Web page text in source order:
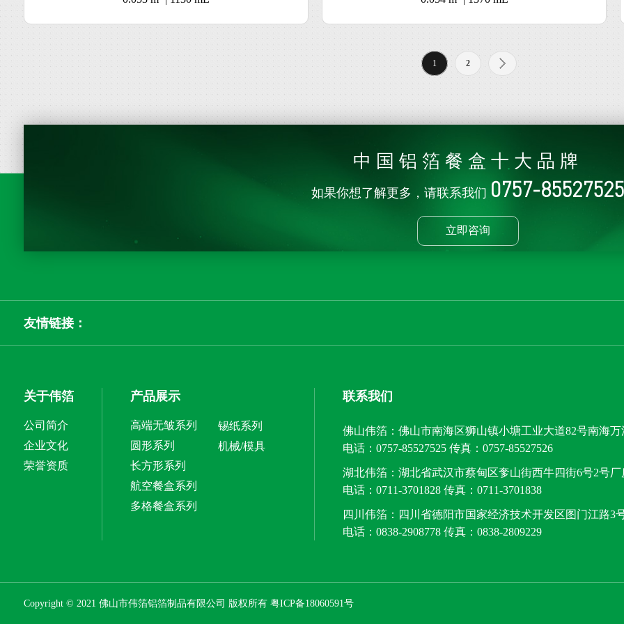
1 2
中国铝箔餐盒十大品牌
如果你想了解更多，请联系我们 0757-85527525
立即咨询
友情链接：
关于伟箔
公司简介
企业文化
荣誉资质
产品展示
高端无皱系列
圆形系列
长方形系列
航空餐盒系列
多格餐盒系列
锡纸系列
机械/模具
联系我们
佛山伟箔：佛山市南海区狮山镇小塘工业大道82号南海万
电话： 0757-85527525传真：0757-85527526
湖北伟箔：湖北省武汉市蔡甸区奓山街西牛四街6号2号厂
电话： 0711-3701828传真：0711-3701838
四川伟箔：四川省德阳市国家经济技术开发区图门江路3
电话： 0838-2908778传真：0838-2809229
Copyright © 2021 佛山市伟箔铝箔制品有限公司 版权所有 粤ICP备18060591号